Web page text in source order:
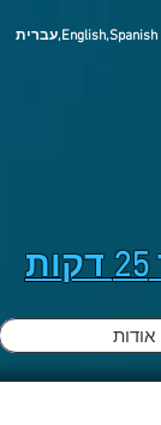
עברית,English,Spanish
אודות